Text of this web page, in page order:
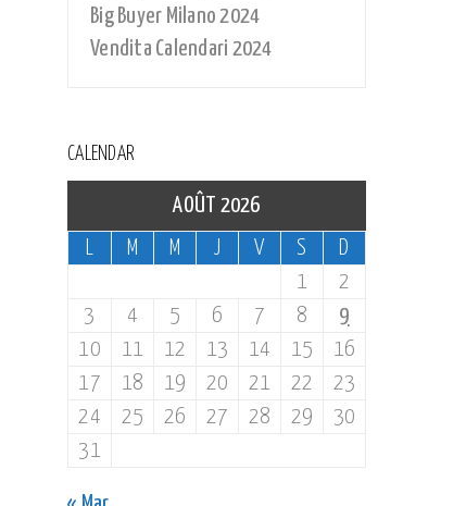
Big Buyer Milano 2024
Vendita Calendari 2024
CALENDAR
AOÛT 2026
L
M M J V S
D
1
2
3
4 5 6 7 8
9
10
11 12 13 14 15
16
17
18 19 20 21 22
23
24
25 26 27 28 29
30
31